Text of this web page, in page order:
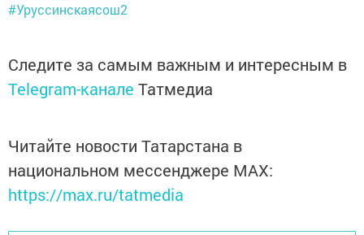
#Уруссинскаясош2
Следите за самым важным и интересным в
Telegram-канале Татмедиа
Читайте новости Татарстана в
национальном мессенджере MАХ:
https://max.ru/tatmedia